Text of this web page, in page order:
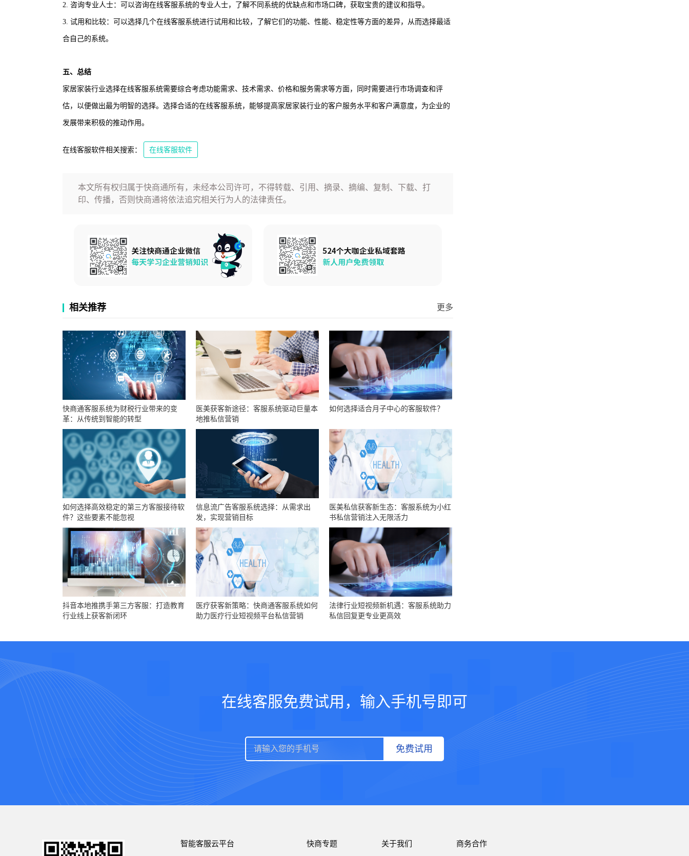
2. 咨询专业人士：可以咨询在线客服系统的专业人士，了解不同系统的优缺点和市场口碑，获取宝贵的建议和指导。
3. 试用和比较：可以选择几个在线客服系统进行试用和比较，了解它们的功能、性能、稳定性等方面的差异，从而选择最适
合自己的系统。
五、总结
家居家装行业选择在线客服系统需要综合考虑功能需求、技术需求、价格和服务需求等方面，同时需要进行市场调查和评
估，以便做出最为明智的选择。选择合适的在线客服系统，能够提高家居家装行业的客户服务水平和客户满意度，为企业的
发展带来积极的推动作用。
在线客服软件相关搜索： 在线客服软件
本文所有权归属于快商通所有，未经本公司许可，不得转载、引用、摘录、摘编、复制、下载、打
印、传播，否则快商通将依法追究相关行为人的法律责任。
相关推荐 更多
快商通客服系统为财税行业带来的变
革：从传统到智能的转型
医美获客新途径：客服系统驱动巨量本
地推私信营销
如何选择适合月子中心的客服软件？
如何选择高效稳定的第三方客服接待软
件？这些要素不能忽视
信息流广告客服系统选择：从需求出
发，实现营销目标
医美私信获客新生态：客服系统为小红
书私信营销注入无限活力
抖音本地推携手第三方客服：打造教育
行业线上获客新闭环
医疗获客新策略：快商通客服系统如何
助力医疗行业短视频平台私信营销
法律行业短视频新机遇：客服系统助力
私信回复更专业更高效
在线客服免费试用，输入手机号即可
免费试用
智能客服云平台 快商专题 关于我们 商务合作